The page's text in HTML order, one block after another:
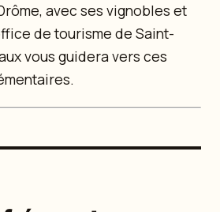
avec ses vignobles et
de tourisme de Saint-
vous guidera vers ces